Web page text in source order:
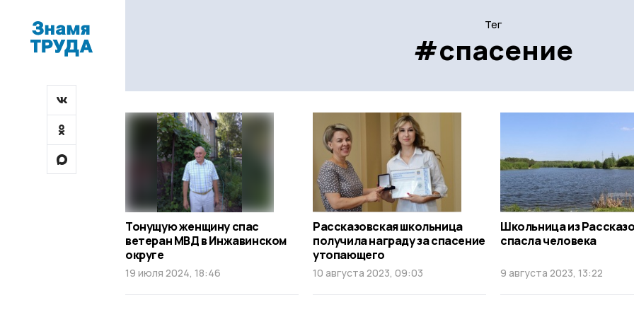
Тег
#спасение
Тонущую женщину спас
ветеран МВД в Инжавинском
округе
19 июля 2024, 18:46
Рассказовская школьница
получила награду за спасение
утопающего
10 августа 2023, 09:03
Школьница из
спасла человека
9 августа 2023, 13:22